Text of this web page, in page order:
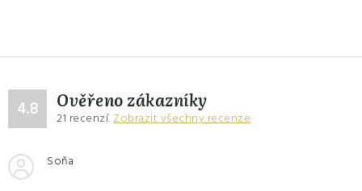
4.8 Ověřeno zákazníky
21 recenzí. Zobrazit všechny recenze
Soňa